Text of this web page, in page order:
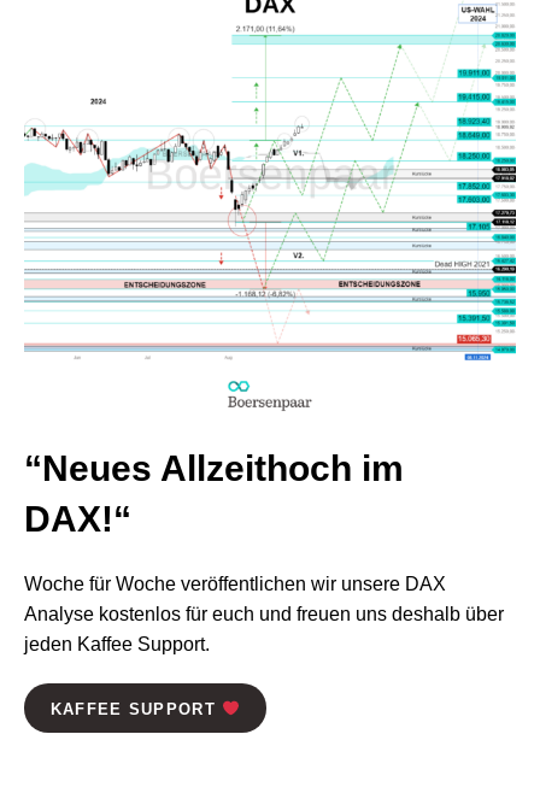
“Neues Allzeithoch im
DAX!“
Woche für Woche veröffentlichen wir unsere DAX
Analyse kostenlos für euch und freuen uns deshalb über
jeden Kaffee Support.
KAFFEE SUPPORT